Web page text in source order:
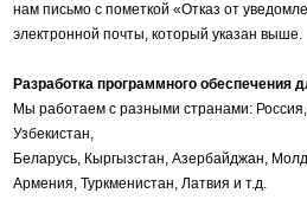
нам письмо с пометкой «Отказ от
электронной почты, который указан выше.
Разработка программного обеспечения
Мы работаем с разными странами:
Узбекистан,
Беларусь, Кыргызстан, Азербайджан,
Армения, Туркменистан, Латвия и т.д.